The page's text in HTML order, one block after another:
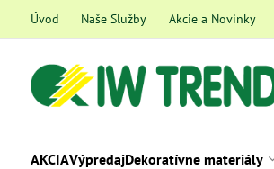
Úvod Naše Služby Akcie a Novinky
AKCIAVýpredajDekoratívne materiály